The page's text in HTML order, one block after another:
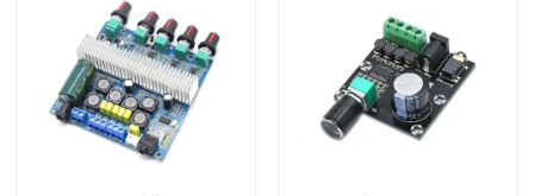
معلومات عنا
جولة في المصنع